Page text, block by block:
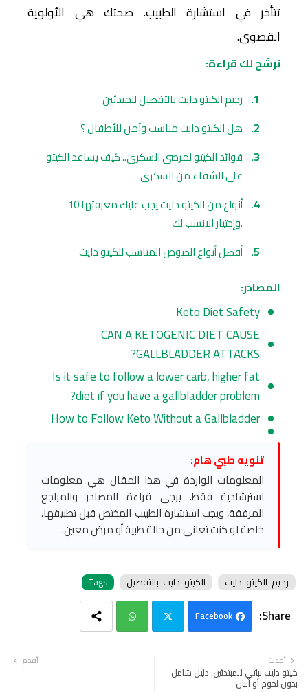
تتأخر في استشارة الطبيب. صحتك هي الأولوية
القصوى.
نرشح لك قراءة:
رجيم الكيتو دايت بالتفصيل للمبدئين
هل الكيتو دايت مناسب وآمن للأطفال ؟
فوائد الكيتو لمرضى السكرى.. كيف يساعد الكيتو
على الشفاء من السكرى
10 أنواع من الكيتو دايت يجب عليك معرفتها
وإختيار الانسب لك.
أفضل أنواع الصوص المناسب للكيتو دايت
المصادر:
Keto Diet Safety
CAN A KETOGENIC DIET CAUSE
GALLBLADDER ATTACKS?
Is it safe to follow a lower carb, higher fat
diet if you have a gallbladder problem?
How to Follow Keto Without a Gallbladder
تنويه طبي هام:
المعلومات الواردة في هذا المقال هي معلومات
استرشادية فقط. يرجى قراءة المصادر والمراجع
المرفقة، ويجب استشارة الطبيب المختص قبل تطبيقها،
خاصة لو كنت تعاني من حالة طبية أو مرض معين.
Tags الكيتو-دايت-بالتفصيل رجيم-الكيتو-دايت
Facebook
tter
أحدث
كيتو دايت نباتي للمبتدئين: دليل شامل
بدون لحوم أو ألبان
أقدم